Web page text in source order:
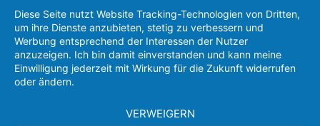
Diese Seite nutzt Website Tracking-Technologien von Dritten,
um ihre Dienste anzubieten, stetig zu verbessern und
Werbung entsprechend der Interessen der Nutzer
anzuzeigen. Ich bin damit einverstanden und kann meine
Einwilligung jederzeit mit Wirkung für die Zukunft widerrufen
oder ändern.
VERWEIGERN